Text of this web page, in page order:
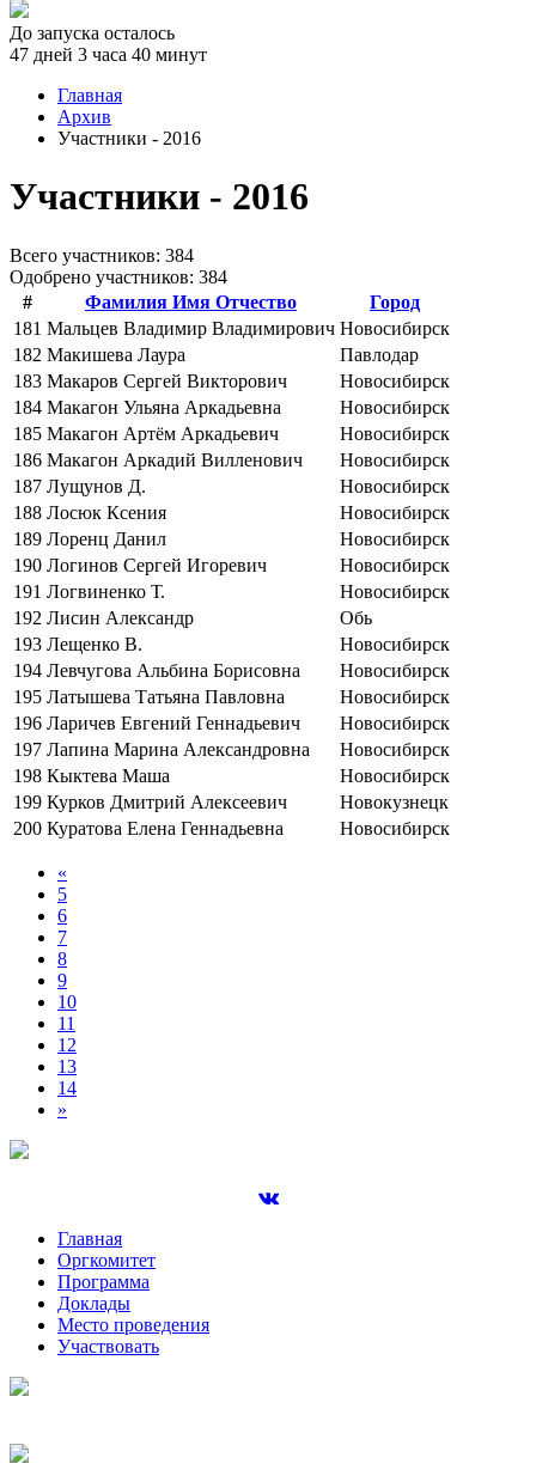
До запуска осталось
47 дней 3 часа 40 минут
Главная
Архив
Участники - 2016
Участники - 2016
Всего учаcтников: 384
Одобрено участников: 384
#
Фамилия Имя Отчество
Город
181 Мальцев Владимир Владимирович Новосибирск
182 Макишева Лаура
Павлодар
183 Макаров Сергей Викторович
Новосибирск
184 Макагон Ульяна Аркадьевна
Новосибирск
185 Макагон Артём Аркадьевич
Новосибирск
186 Макагон Аркадий Вилленович
Новосибирск
187 Лущунов Д.
Новосибирск
188 Лосюк Ксения
Новосибирск
189 Лоренц Данил
Новосибирск
190 Логинов Сергей Игоревич
Новосибирск
191 Логвиненко Т.
Новосибирск
192 Лисин Александр
Обь
193 Лещенко В.
Новосибирск
194 Левчугова Альбина Борисовна
Новосибирск
195 Латышева Татьяна Павловна
Новосибирск
196 Ларичев Евгений Геннадьевич
Новосибирск
197 Лапина Марина Александровна
Новосибирск
198 Кыктева Маша
Новосибирск
199 Курков Дмитрий Алексеевич
Новокузнецк
200 Куратова Елена Геннадьевна Новосибирск
«
5
6
7
8
9
10
11
12
13
14
»
Главная
Оргкомитет
Программа
Доклады
Место проведения
Участвовать